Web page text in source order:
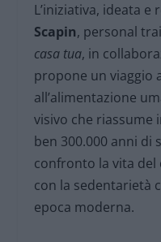
L’iniziativa, ideata e
Scapin, personal
casa tua, in
propone un viaggio
all’alimentazione
visivo che
ben 300.000 anni di
confronto la vita
con la sedentarietà
epoca moderna.